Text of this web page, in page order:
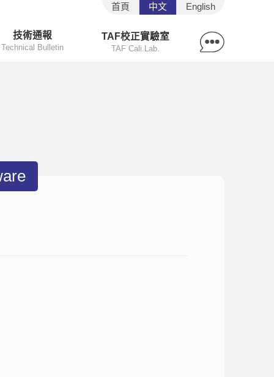
首頁 中文 English
技術通報
Technical Bulletin
TAF校正實驗室
TAF Cali.Lab.